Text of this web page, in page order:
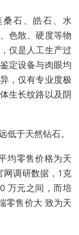
桑石、皓石、水
色散、硬度等物
仅是人工生产过
定设备与肉眼均
，仅有专业度极
生长纹路以及阴
低于天然钻石。
均零售价格为天
网调研数据，1克
万元之间，而培
零售价大 致为天